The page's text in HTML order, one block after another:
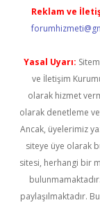
Reklam ve
Yasal Uyarı:
ve İletişim
olarak hizmet
olarak denetleme
Ancak, üyelerimiz
siteye üye olarak
sitesi, herhangi bir
paylaşılmaktadır.